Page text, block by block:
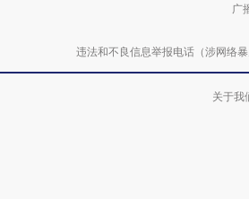
广
违法和不良信息举报电话（涉网
关于我